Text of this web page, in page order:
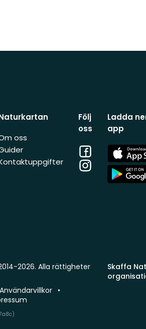
oss
Följ
oss
Facebook
Instagram
Ladda
app
App
Store
App
Store
Skaffa
2026. Alla rättigheter
Användarvillkor